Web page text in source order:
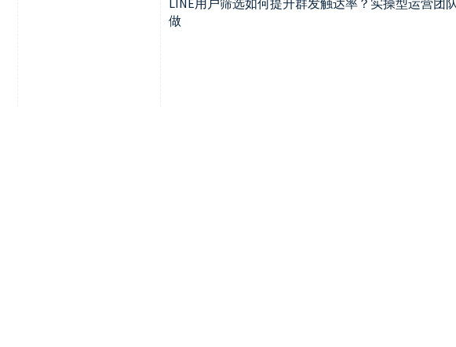
做